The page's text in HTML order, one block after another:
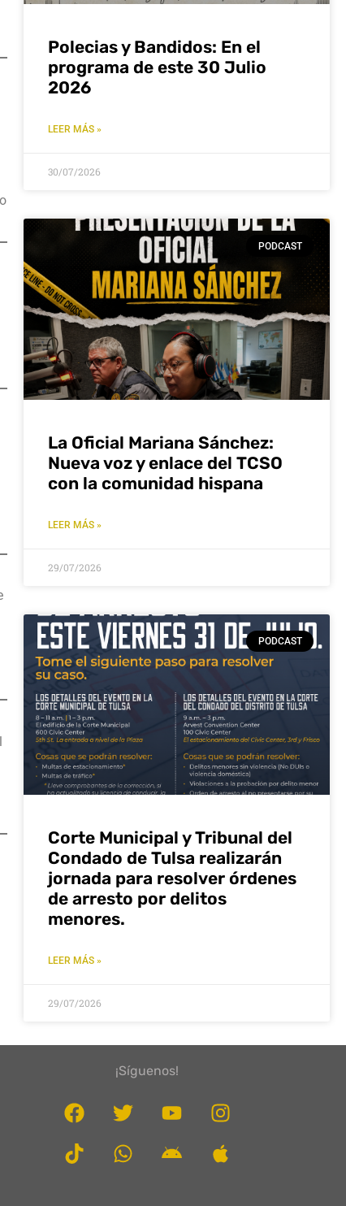
Polecias y Bandidos: En el
programa de este 30 Julio
2026
LEER MÁS »
30/07/2026
PODCAST
La Oficial Mariana Sánchez:
Nueva voz y enlace del TCSO
con la comunidad hispana
LEER MÁS »
29/07/2026
PODCAST
Corte Municipal y Tribunal del
Condado de Tulsa realizarán
jornada para resolver órdenes
de arresto por delitos
menores.
LEER MÁS »
29/07/2026
¡Síguenos!